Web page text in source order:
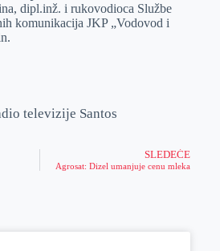
dipl.inž. i rukovodioca Službe
komunikacija JKP „Vodovod i
televizije Santos
SLEDEĆE
Agrosat: Dizel umanjuje cenu mleka